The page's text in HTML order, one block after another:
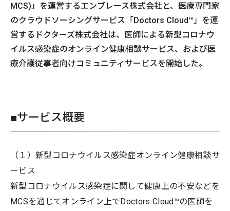
MCS)」を運営するエンブレース株式会社と、医療専門家
のクラウドソーシングサービス「Doctors Cloud™」を運
営するドクターズ株式会社は、医師による新型コロナウ
イルス感染症のオンライン健康相談サービス、および医
療介護従事者向けコミュニティサービスを開始した。
■サービス概要
（１）新型コロナウイルス感染症オンライン健康相談サ
ービス
新型コロナウイルス感染症に関して健康上の不安などを
MCSを通じてオンライン上でDoctors Cloud™の医師を